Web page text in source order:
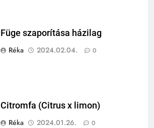
Füge szaporítása házilag
Réka
2024.02.04. 0
Citromfa (Citrus x limon)
Réka
2024.01.26. 0